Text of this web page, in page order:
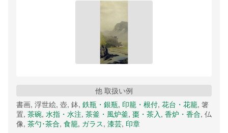
他 取扱い例
書画, 浮世絵, 壺, 鉢, 鉄瓶・銀瓶, 印籠・根付, 花台・花籠, 箸
置, 茶碗, 水指・水注, 茶釜・風炉釜, 棗・茶入, 香炉・香合, 仏
像, 茶勺･茶合, 食籠, ガラス, 漆芸, 印章